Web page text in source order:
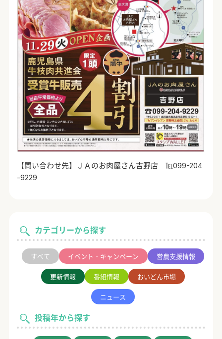
カテゴリーから探す
すべて イベント・キャンペーン 営農支援情報
更新情報 番組情報 おいどん市場
ニュース
投稿年から探す
【問い合わせ先】ＪＡのお肉屋さん吉野店 ℡099-204
-9229